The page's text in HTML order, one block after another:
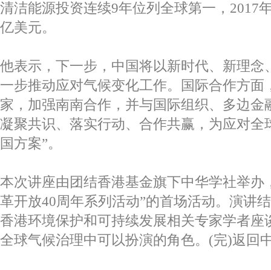
清洁能源投资连续9年位列全球第一，2017
亿美元。
他表示，下一步，中国将以新时代、新理念
一步推动应对气候变化工作。国际合作方面
家，加强南南合作，并与国际组织、多边金
凝聚共识、落实行动、合作共赢，为应对全
国方案”。
本次讲座由团结香港基金旗下中华学社举办
革开放40周年系列活动”的首场活动。演讲
香港环境保护和可持续发展相关专家学者座
全球气候治理中可以扮演的角色。(完)返回